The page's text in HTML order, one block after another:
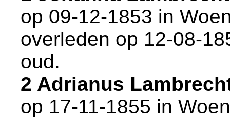
op 09-12-1853 in
overleden op 12-08-
oud.
2 Adrianus
op 17-11-1855 in